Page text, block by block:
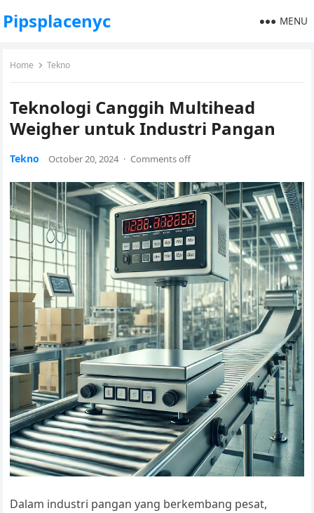
Pipsplacenyc MENU
Home Tekno
Teknologi Canggih Multihead
Weigher untuk Industri Pangan
Tekno October 20, 2024 · Comments off
Dalam industri pangan yang berkembang pesat,